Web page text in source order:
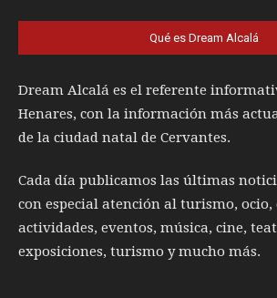
Qué es Dream Alcalá
Dream Alcalá es el referente
Henares, con la información más
de la ciudad natal de Cervantes.
Cada día publicamos las últimas
con especial atención al turismo,
actividades, eventos, música, cine,
exposiciones, turismo y mucho más.